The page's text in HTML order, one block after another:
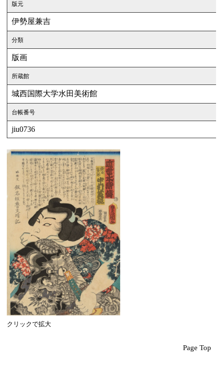
版元
伊勢屋兼吉
分類
版画
所蔵館
城西国際大学水田美術館
台帳番号
jiu0736
クリックで拡大
Page Top